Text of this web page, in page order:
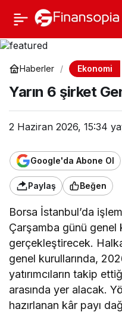
Haberler Ekonomi
Yarın 6 şirket
2 Haziran 2026, 15:34
Google'da Abone Ol
Paylaş Beğen
Borsa İstanbul’da
Çarşamba günü genel
gerçekleştirecek.
genel kurullarında,
yatırımcıların takip
arasında yer alacak.
hazırlanan kâr payı
Yarın 6 şirket Genel
Kurula gidiyor